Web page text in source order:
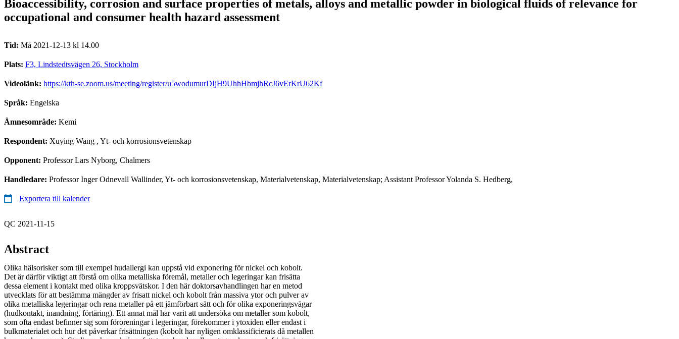
Bioaccessibility, corrosion and surface properties of metals, alloys and metallic powder in biological fluids of relevance for
occupational and consumer health hazard assessment
Tid: Må 2021-12-13 kl 14.00
Plats: F3, Lindstedtsvägen 26, Stockholm
Videolänk: https://kth-se.zoom.us/meeting/register/u5wodumurDIjH9UhhHbmjhRcJ6vErKrU62Kf
Språk: Engelska
Ämnesområde: Kemi
Respondent: Xuying Wang , Yt- och korrosionsvetenskap
Opponent: Professor Lars Nyborg, Chalmers
Handledare: Professor Inger Odnevall Wallinder, Yt- och korrosionsvetenskap, Materialvetenskap, Materialvetenskap; Assistant Professor Yolanda S. Hedberg,
Exportera till kalender
QC 2021-11-15
Abstract
Olika hälsorisker som till exempel hudallergi kan uppstå vid exponering för nickel och kobolt.
Det är därför viktigt att förstå om olika metalliska föremål, metaller och legeringar kan frisätta
dessa element i kontakt med olika kroppsvätskor. I den här doktorsavhandlingen har en metod
utvecklats för att bestämma mängder av frisatt nickel och kobolt från massiva ytor och pulver av
olika metalliska legeringar och rena metaller på ett jämförbart sätt och för olika exponeringsvägar
(hudkontakt, inandning, förtäring). Ett annat mål har varit att undersöka om metaller som kobolt,
som ofta endast befinner sig som föroreningar i legeringar, förekommer i ytoxiden eller endast i
bulkmaterialet och hur det påverkar frisättningen (kobolt har nyligen omklassificierats då metallen